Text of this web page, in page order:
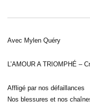
Avec Mylen Quéry
L’AMOUR A TRIOMPHÉ –
Affligé par nos défaillances
Nos blessures et nos